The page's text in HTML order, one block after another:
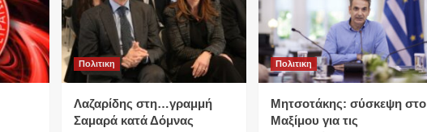
Πολιτικη
Λαζαρίδης στη…γραμμή
Σαμαρά κατά Δόμνας
Πολιτικη
Μητσοτάκης: σύσκεψη στο
Μαξίμου για τις